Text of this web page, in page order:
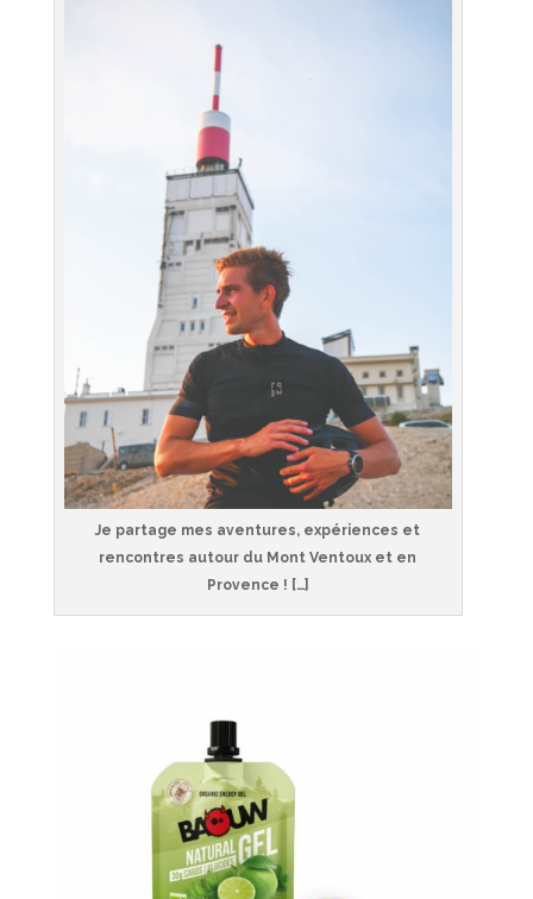
Je partage mes aventures, expériences et
rencontres autour du Mont Ventoux et en
Provence ! […]